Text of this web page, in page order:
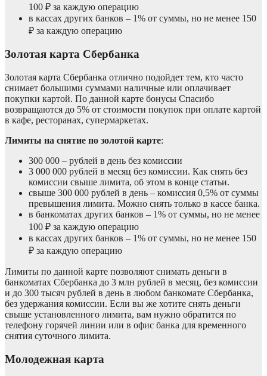
100 ₽ за каждую операцию
в кассах других банков – 1% от суммы, но не менее 150
₽ за каждую операцию
Золотая карта Сбербанка
Золотая карта Сбербанка отлично подойдет тем, кто часто
снимает большими суммами наличные или оплачивает
покупки картой. По данной карте бонусы Спасибо
возвращаются до 5% от стоимости покупок при оплате картой
в кафе, ресторанах, супермаркетах.
Лимиты на снятие по золотой карте:
300 000 – рублей в день без комиссии
3 000 000 рублей в месяц без комиссии. Как снять без
комиссии свыше лимита, об этом в конце статьи.
свыше 300 000 рублей в день – комиссия 0,5% от суммы
превышения лимита. Можно снять только в кассе банка.
в банкоматах других банков – 1% от суммы, но не менее
100 ₽ за каждую операцию
в кассах других банков – 1% от суммы, но не менее 150
₽ за каждую операцию
Лимиты по данной карте позволяют снимать деньги в
банкоматах Сбербанка до 3 млн рублей в месяц, без комиссии
и до 300 тысяч рублей в день в любом банкомате Сбербанка,
без удержания комиссии. Если вы же хотите снять деньги
свыше установленного лимита, вам нужно обратится по
телефону горячей линии или в офис банка для временного
снятия суточного лимита.
Молодежная карта